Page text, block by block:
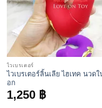
ไวเบรเตอร์
ไวเบรเตอร์ลิ้นเลีย ไฮเทค นวดใ
อก
1,250 ฿